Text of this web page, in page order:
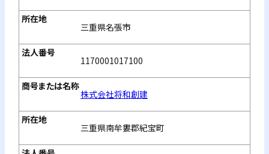
三重県名張市
1170001017100
株式会社将和創建
三重県南牟婁郡紀宝町